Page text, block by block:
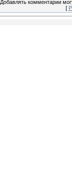
Добавлять комментарии
[